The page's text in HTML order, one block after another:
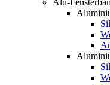
Alu-